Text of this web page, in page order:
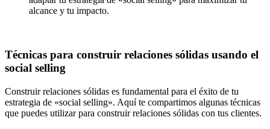
alcance y tu impacto.
Técnicas para construir relaciones sólidas usando el
social selling
Construir relaciones sólidas es fundamental para el éxito de tu
estrategia de «social selling». Aquí te compartimos algunas técnicas
que puedes utilizar para construir relaciones sólidas con tus clientes.